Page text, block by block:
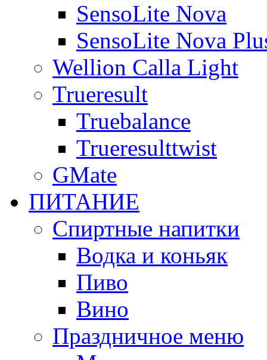
SensoLite Nova
SensoLite Nova
Wellion Calla Light
Trueresult
Truebalance
Trueresulttwist
GMate
ПИТАНИЕ
Спиртные напитки
Водка и коньяк
Пиво
Вино
Праздничное меню